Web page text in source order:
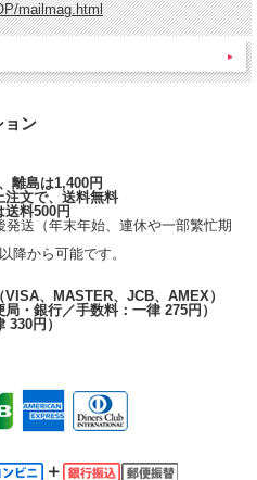
mailmag.html
ョン
離島は1,400円
注文で、送料無料
料500円
送（年末年始、連休や一部繁忙期
降から可能です。
VISA、MASTER、JCB、AMEX）
・銀行／手数料：一律 275円）
330円）